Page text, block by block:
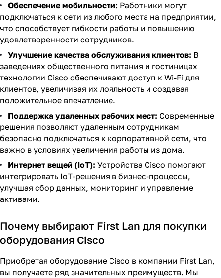
Обеспечение мобильности: Работники могут
подключаться к сети из любого места на предприятии,
что способствует гибкости работы и повышению
удовлетворенности сотрудников.
Улучшение качества обслуживания клиентов: В
заведениях общественного питания и гостиницах
технологии Cisco обеспечивают доступ к Wi-Fi для
клиентов, увеличивая их лояльность и создавая
положительное впечатление.
Поддержка удаленных рабочих мест: Современные
решения позволяют удаленным сотрудникам
безопасно подключаться к корпоративной сети, что
важно в условиях увеличения работы из дома.
Интернет вещей (IoT): Устройства Cisco помогают
интегрировать IoT-решения в бизнес-процессы,
улучшая сбор данных, мониторинг и управление
активами.
Почему выбирают First Lan для покупки
оборудования Cisco
Приобретая оборудование Cisco в компании First Lan,
вы получаете ряд значительных преимуществ. Мы